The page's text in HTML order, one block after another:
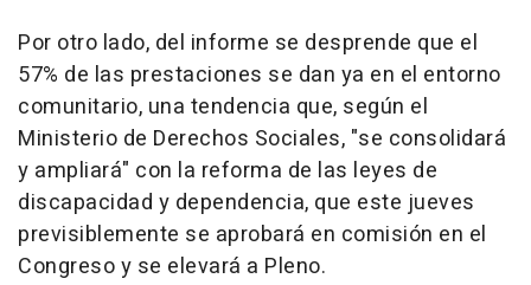
Por otro lado, del informe se desprende que el
57% de las prestaciones se dan ya en el entorno
comunitario, una tendencia que, según el
Ministerio de Derechos Sociales, "se consolidará
y ampliará" con la reforma de las leyes de
discapacidad y dependencia, que este jueves
previsiblemente se aprobará en comisión en el
Congreso y se elevará a Pleno.